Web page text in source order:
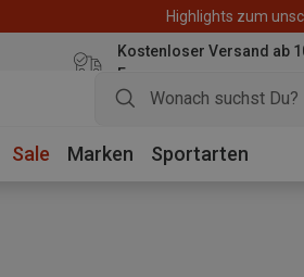
Highlights zum
Kostenloser Versand ab
Euro
Sale Marken Sportarten